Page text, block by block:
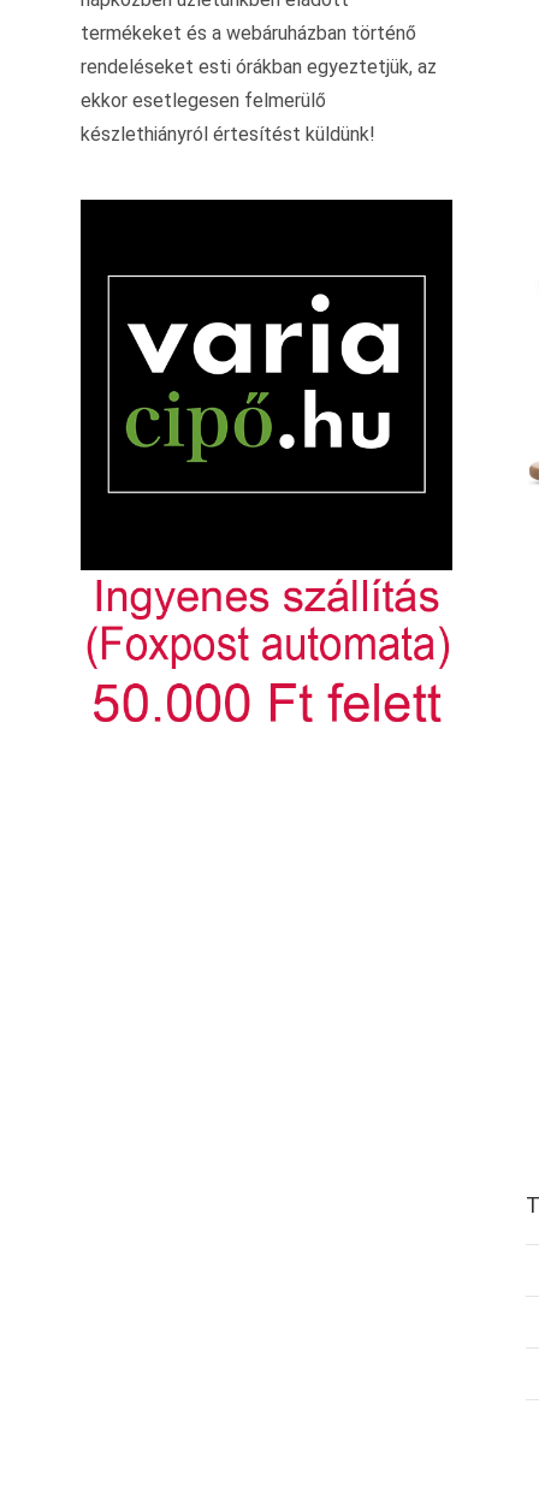
termékeket és a webáruházban történő
rendeléseket esti órákban egyeztetjük, az
ekkor esetlegesen felmerülő
készlethiányról értesítést küldünk!